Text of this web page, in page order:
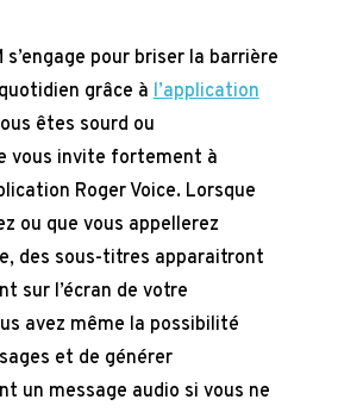
s’engage pour briser la barrière
grâce àl’application
êtes sourd ou
vous invite fortement à
Roger Voice. Lorsque
ou que vous appellerez
des sous-titres apparaitront
sur l’écran de votre
avez même la possibilité
et de générer
un message audio si vous ne